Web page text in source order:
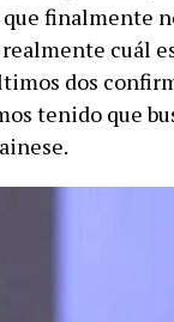
finalmente
cuál
dos
tenido que